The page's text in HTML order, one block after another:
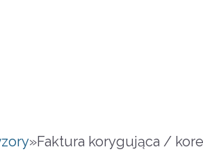
»Faktura korygująca /